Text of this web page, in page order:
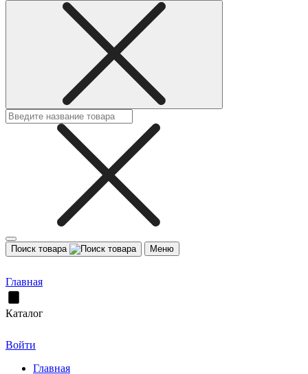
Поиск товара Меню
Главная
Каталог
Войти
Главная